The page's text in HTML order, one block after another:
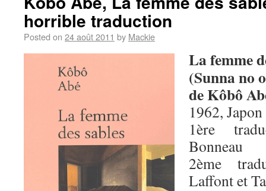
horrible traduction
Posted on 24 août 2011 by Mackie
La femme
(Sunna no
de Kôbô
1962,
1ère
Bonneau
2ème
Laffont et